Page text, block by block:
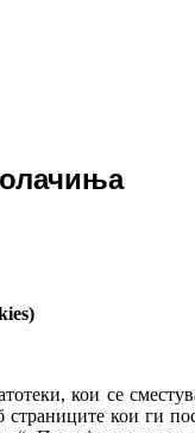
кои се
кои ги